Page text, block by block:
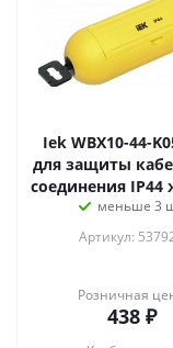
Iek WBX10-44-
для защиты
соединения IP44
меньше 3
Артикул:
Розничная
438₽